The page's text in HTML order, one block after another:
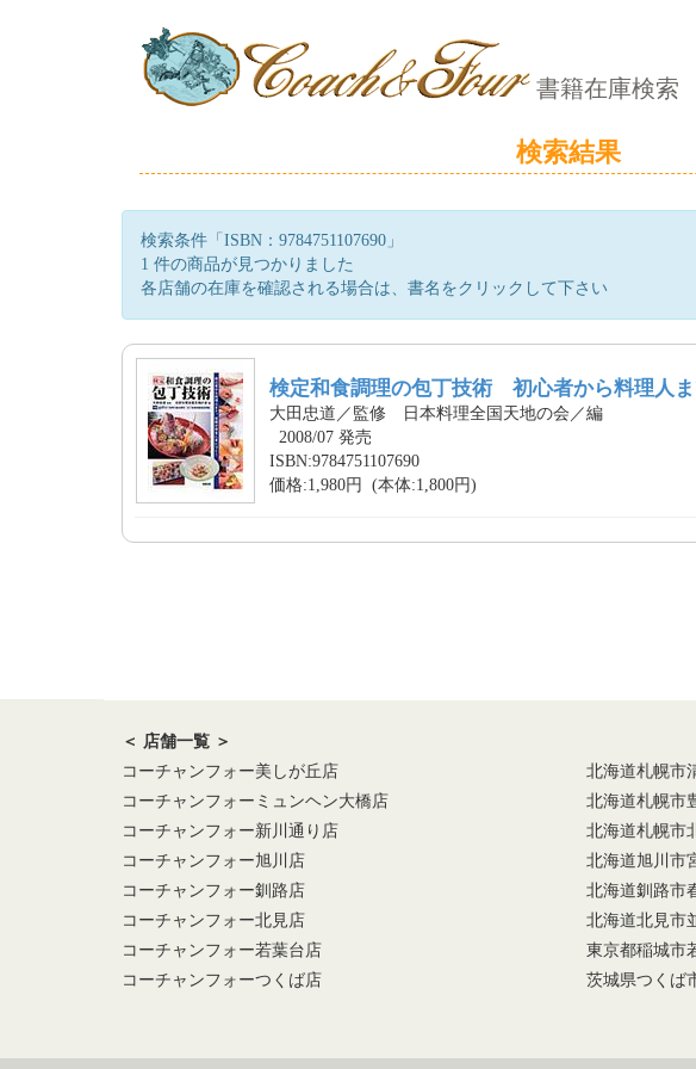
書籍在庫検索
検索結果
検索条件「ISBN：9784751107690」
1 件の商品が見つかりました
各店舗の在庫を確認される場合は、書名をクリックして下さい
検定和食調理の包丁技術 初心者から料理人
大田忠道／監修 日本料理全国天地の会／編
2008/07 発売
ISBN:9784751107690
価格:1,980円 (本体:1,800円)
＜ 店舗一覧 ＞
コーチャンフォー美しが丘店
北海道札幌市
コーチャンフォーミュンヘン大橋店
北海道札幌市
コーチャンフォー新川通り店
北海道札幌市
コーチャンフォー旭川店
北海道旭川市
コーチャンフォー釧路店
北海道釧路市
コーチャンフォー北見店
北海道北見市
コーチャンフォー若葉台店
東京都稲城市
コーチャンフォーつくば店
茨城県つくば